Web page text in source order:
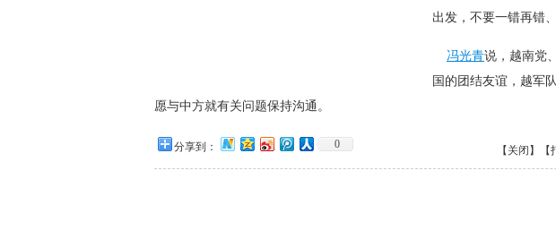
出发，不要一错再错
冯光青说，越南党
国的团结友谊，越军
愿与中方就有关问题保持沟通。
分享到： 0 【关闭】 【